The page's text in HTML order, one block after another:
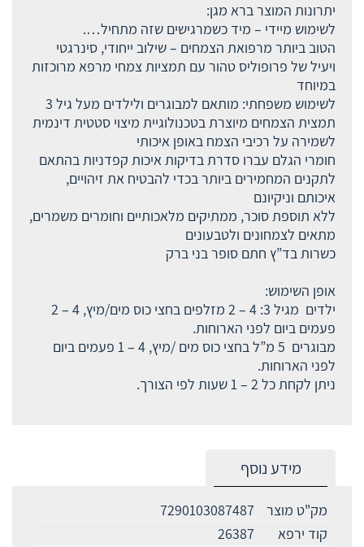
יתרונות המוצר ברא מגן:
לשימוש מיידי – מיד כשמרגישים שזה מתחיל….
הטוב ביותר מרפואת הצמחים – שילוב ייחודי, סינרגטי
ויעיל של פרופוליס טהור עם תמציות צמחי מרפא מרוכזות
במיוחד
לשימוש משפחתי: מותאם למבוגרים ולילדים מעל גיל 3
תמצית הצמחים מיוצרת בטכנולוגיית מיצוי סטטית דינמית
לשמירה על רכיבי הצמח באופן איכותי
חומרי הגלם עברו סדרת בדיקות איכות קפדניות בהתאם
לתקנים המחמירים ביותר בכדי להבטיח את זיהויים,
איכותם וניקיונם
ללא תוספת סוכר, ממתיקים מלאכותיים וחומרים משמרים,
מתאים לצמחונים ולטבעונים
כשרות בד”ץ חתם סופר בני ברק
אופן השימוש:
ילדים מגיל 3: 4 – 2 מזלפים בחצי כוס מים/מיץ, 4 – 2
פעמים ביום לפני הארוחות.
מבוגרים 5 מ”ל בחצי כוס מים /מיץ, 4 – 1 פעמים ביום
לפני הארוחות.
ניתן לקחת כל 2 – 1 שעות לפי הצורך.
מידע נוסף
מק"ט מוצר
7290103087487
קוד ירפא
26387